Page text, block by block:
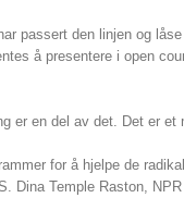
passert den linjen og
å presentere i open
er en del av det. Det er
for å hjelpe de
Dina Temple Raston, NPR